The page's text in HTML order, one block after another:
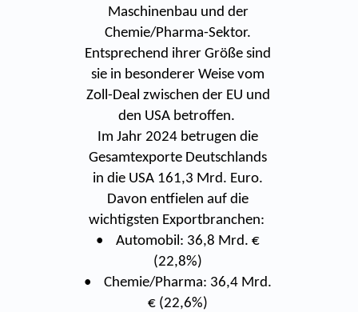
Maschinenbau und der
Chemie/Pharma-Sektor.
Entsprechend ihrer Größe sind
sie in besonderer Weise vom
Zoll-Deal zwischen der EU und
den USA betroffen.
Im Jahr 2024 betrugen die
Gesamtexporte Deutschlands
in die USA 161,3 Mrd. Euro.
Davon entfielen auf die
wichtigsten Exportbranchen:
• Automobil: 36,8 Mrd. €
(22,8%)
• Chemie/Pharma: 36,4 Mrd.
€ (22,6%)